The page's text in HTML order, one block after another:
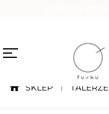
SKLEP TALERZE